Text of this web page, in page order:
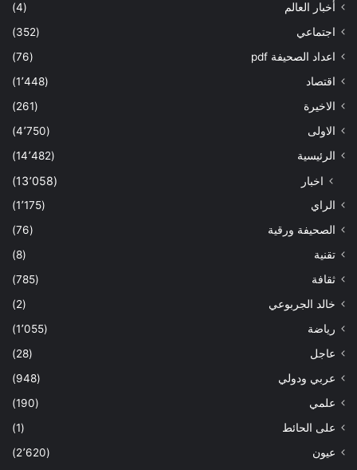
أخبار العالم
(4)
اجتماعي
(352)
اعداد الصحيفة pdf
(76)
اقتصاد
(1٬448)
الاخيرة
(261)
الاولى
(4٬750)
الرئيسية
(14٬482)
اخبار (13٬058)
الراي
(1٬175)
الصحيفة ورقية
(76)
تقنية
(8)
ثقافة
(785)
خالد الجربوعي
(2)
رياضة
(1٬055)
عاجل
(28)
عربي ودولي
(948)
علمي
(190)
على الحائط
(1)
عيون
(2٬620)